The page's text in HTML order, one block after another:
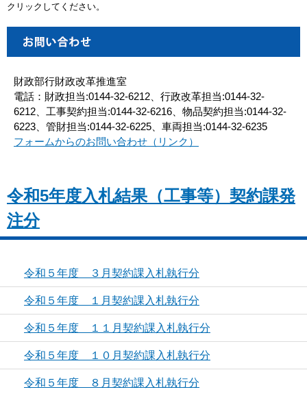
クリックしてください。
財政部行財政改革推進室
電話：財政担当:0144-32-6212、行政改革担当:0144-32-
6212、工事契約担当:0144-32-6216、物品契約担当:0144-32-
6223、管財担当:0144-32-6225、車両担当:0144-32-6235
フォームからのお問い合わせ（リンク）
令和5年度入札結果（工事等）契約課発
注分
令和５年度 ３月契約課入札執行分
令和５年度 １月契約課入札執行分
令和５年度 １１月契約課入札執行分
令和５年度 １０月契約課入札執行分
令和５年度 ８月契約課入札執行分